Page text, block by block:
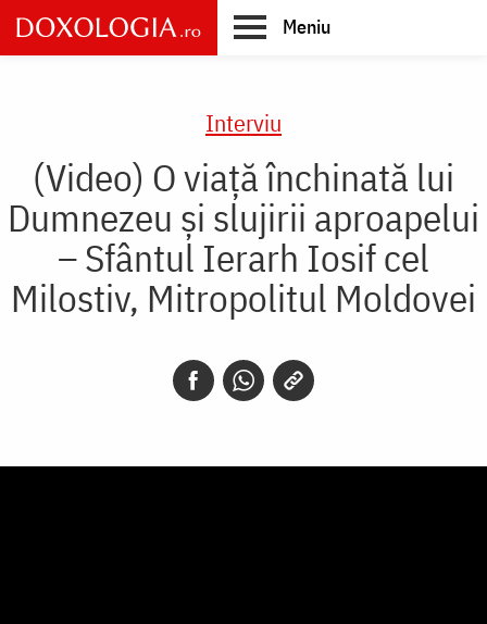
Skip
to
main
Meniu
Interviu
(Video) O viață închinată lui
Dumnezeu și slujirii aproapelui
– Sfântul Ierarh Iosif cel
Milostiv, Mitropolitul Moldovei